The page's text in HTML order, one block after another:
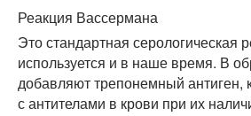
Реакция Вассермана
Это стандартная серологическая
используется и в наше время. В
добавляют трепонемный антиген,
с антителами в крови при их